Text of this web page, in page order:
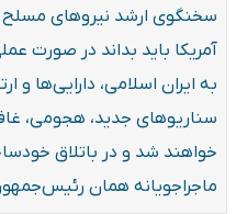
سخنگوی ارشد نیروهای
آمریکا باید بداند در صورت
به ایران اسلامی، دارایی‌ها
سناریوهای جدید، هجومی،
خواهند شد و در باتلاق
ماجراجویانه همان